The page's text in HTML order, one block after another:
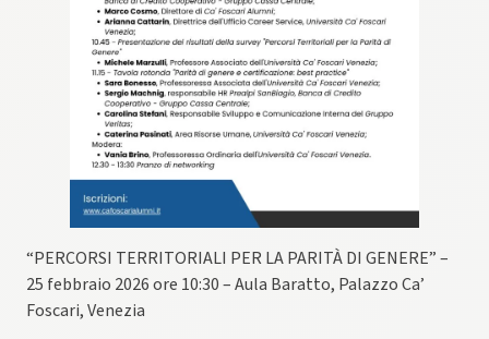
“PERCORSI TERRITORIALI PER LA PARITÀ DI GENERE” –
25 febbraio 2026 ore 10:30 – Aula Baratto, Palazzo Ca’
Foscari, Venezia